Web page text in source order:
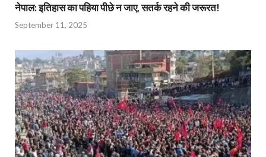
नेपाल: इतिहास का पहिया पीछे न जाए, सतर्क रहने की जरूरत!
September 11, 2025